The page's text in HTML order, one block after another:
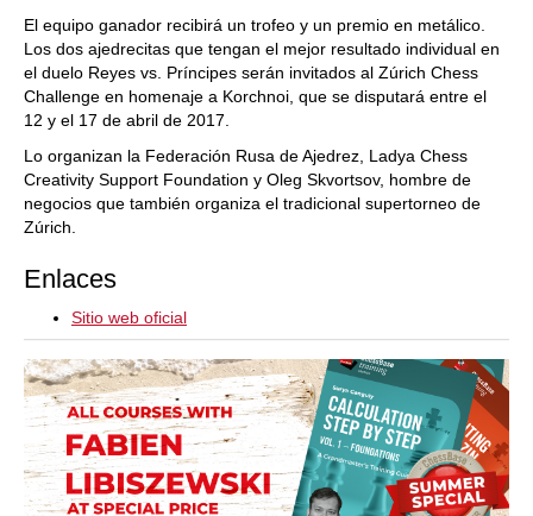
El equipo ganador recibirá un trofeo y un premio en metálico.
Los dos ajedrecitas que tengan el mejor resultado individual en
el duelo Reyes vs. Príncipes serán invitados al Zúrich Chess
Challenge en homenaje a Korchnoi, que se disputará entre el
12 y el 17 de abril de 2017.
Lo organizan la Federación Rusa de Ajedrez, Ladya Chess
Creativity Support Foundation y Oleg Skvortsov, hombre de
negocios que también organiza el tradicional supertorneo de
Zúrich.
Enlaces
Sitio web oficial